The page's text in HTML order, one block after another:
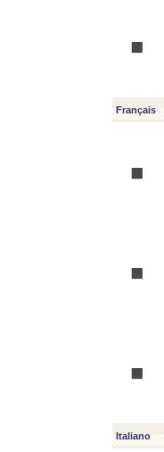
Français
Italiano